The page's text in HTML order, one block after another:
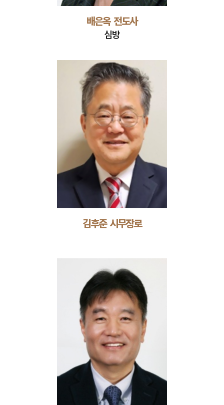
배은옥 전도사
심방
김후준 시무장로